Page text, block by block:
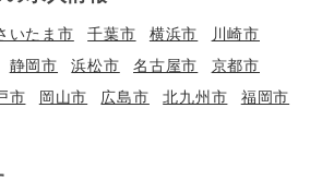
いたま市 千葉市 横浜市
川崎市
静岡市 浜松市 名古屋市
京都市
市 岡山市 広島市 北九州市
福岡市